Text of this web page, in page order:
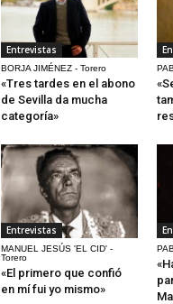
Entrevistas
BORJA JIMÉNEZ - Torero
«Tres tardes en el abono
de Sevilla da mucha
categoría»
Entrevistas
MANUEL JESÚS 'EL CID' -
Torero
«El primero que confió
en mí fui yo mismo»